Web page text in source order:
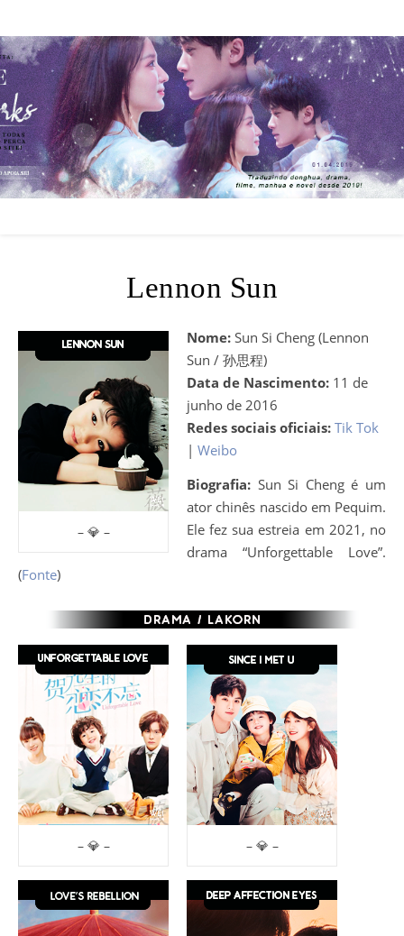
Lennon Sun
– 💎 –
Nome: Sun Si Cheng (Lennon
Sun / 孙思程)
Data de Nascimento: 11 de
junho de 2016
Redes sociais oficiais: Tik Tok
| Weibo
Biografia: Sun Si Cheng é um
ator chinês nascido em Pequim.
Ele fez sua estreia em 2021, no
drama “Unforgettable Love”.
(Fonte)
– 💎 – – 💎 –